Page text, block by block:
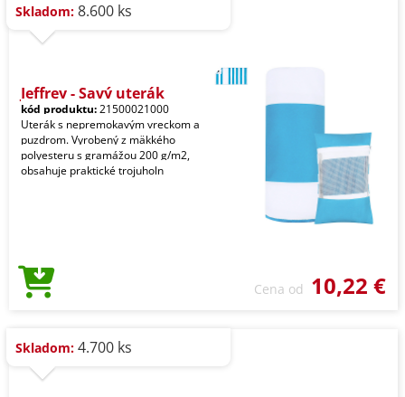
Skladom: 8.600 ks
Jeffrey - Savý uterák
kód produktu:21500021000
Uterák s nepremokavým vreckom a
puzdrom. Vyrobený z mäkkého
polyesteru s gramážou 200 g/m2,
obsahuje praktické trojuholn
Cena od 10,22 €
Skladom: 4.700 ks